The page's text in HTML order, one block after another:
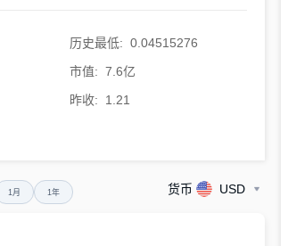
历史最低: 0.04515276
市值: 7.6亿
昨收:
1.21
1月 1年 货币 USD